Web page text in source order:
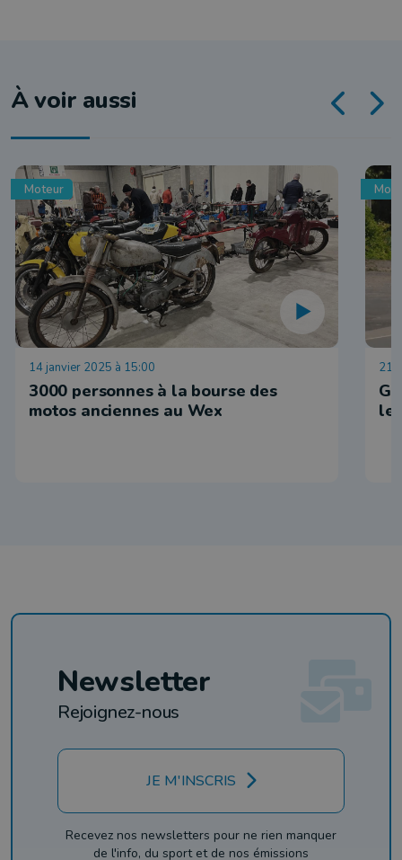
À voir aussi
Moteur
14 janvier 2025 à 15:00
3000 personnes à la bourse des
motos anciennes au Wex
21
le
Newsletter
Rejoignez-nous
JE M'INSCRIS
Recevez nos newsletters pour ne rien manquer
de l'info, du sport et de nos émissions